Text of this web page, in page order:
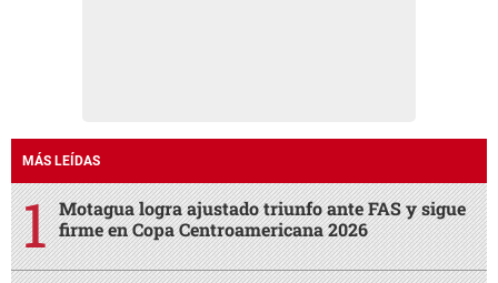
MÁS LEÍDAS
Motagua logra ajustado triunfo ante FAS y sigue
firme en Copa Centroamericana 2026